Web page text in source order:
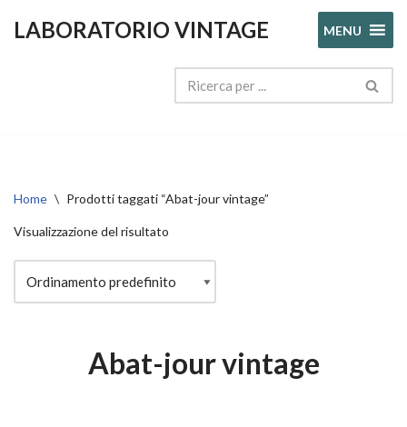
LABORATORIO VINTAGE MENU
Home \ Prodotti taggati “Abat-jour vintage”
Visualizzazione del risultato
Abat-jour vintage